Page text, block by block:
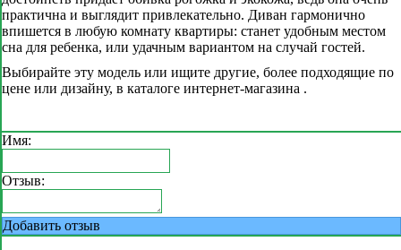
практична и выглядит привлекательно. Диван гармонично
впишется в любую комнату квартиры: станет удобным местом
сна для ребенка, или удачным вариантом на случай гостей.
Выбирайте эту модель или ищите другие, более подходящие по
цене или дизайну, в каталоге интернет-магазина .
Имя:
Отзыв:
Добавить отзыв